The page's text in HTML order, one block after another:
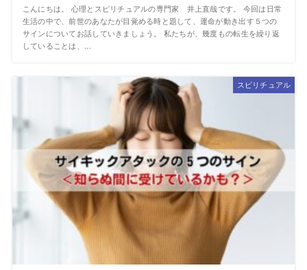
こんにちは。 心理とスピリチュアルの専門家 井上直哉です。 今回は日常
生活の中で、前世のあなたが目覚める時と題して、運命が動き出す５つの
サインについてお話していきましょう。 私たちが、幾度もの転生を繰り返
していることは、...
スピリチュアル